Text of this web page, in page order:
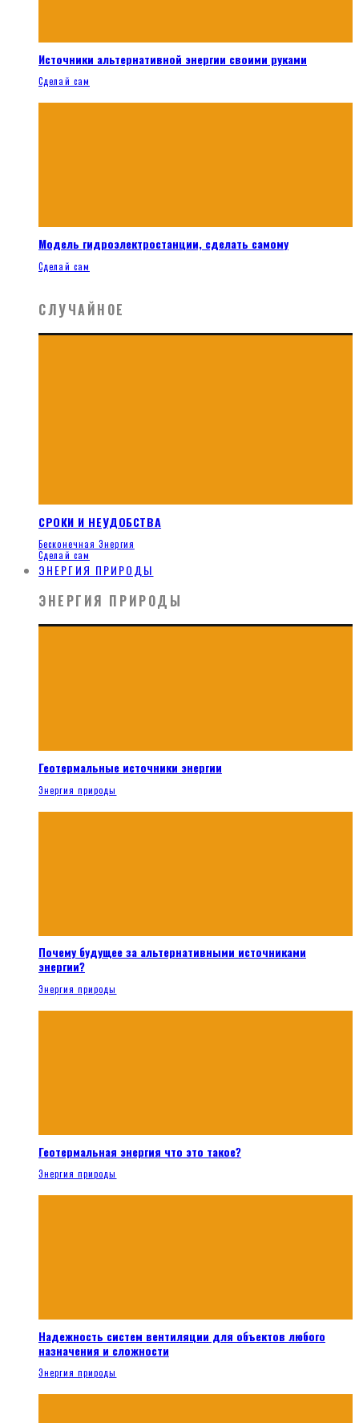
Источники альтернативной энергии своими руками
Сделай сам
Модель гидроэлектростанции, сделать самому
Сделай сам
СЛУЧАЙНОЕ
СРОКИ И НЕУДОБСТВА
Бесконечная Энергия
Сделай сам
ЭНЕРГИЯ ПРИРОДЫ
ЭНЕРГИЯ ПРИРОДЫ
Геотермальные источники энергии
Энергия природы
Почему будущее за альтернативными источниками
энергии?
Энергия природы
Геотермальная энергия что это такое?
Энергия природы
Надежность систем вентиляции для объектов любого
назначения и сложности
Энергия природы